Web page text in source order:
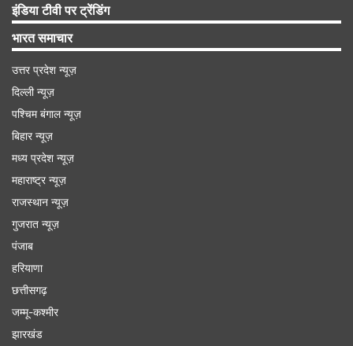
मिथुन:
गणेशजी कहते हैं कि यह सप्ताह आपके लिए बहुत शानदार
रहने वाला है। आप अपने व्यक्तिगत और व्यावसायिक जीवन
को बेहतरीन तरीके से प्रबंधित करने में सक्षम होंगे।
कर्क:
गणेशजी कहते हैं कि यह समय आपके लिए लाभकारी रहेगा।
आप जो भी करें, आपमें कठिनाइयों पर विजय पाने और सफल
होने का साहस और दृढ़ संकल्प होना चाहिए।
इंडिया टीवी पर ट्रेंडिंग
भारत समाचार
उत्तर प्रदेश न्यूज़
दिल्ली न्यूज़
पश्चिम बंगाल न्यूज़
बिहार न्यूज़
मध्य प्रदेश न्यूज़
महाराष्ट्र न्यूज़
राजस्थान न्यूज़
गुजरात न्यूज़
पंजाब
हरियाणा
छत्तीसगढ़
जम्मू-कश्मीर
झारखंड